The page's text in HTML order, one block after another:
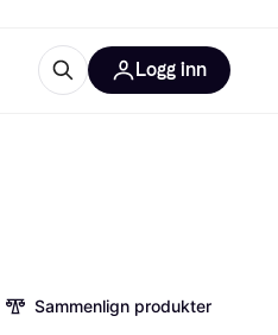
Logg inn
Sammenlign produkter